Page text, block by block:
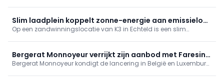
schommelingen, maar structurele problemen wegen op de
vooruitzichten.
Slim laadplein koppelt zonne-energie aan emissieloos
bouwen
Op een zandwinningslocatie van K3 in Echteld is een slim
Bergerat Monnoyeur verrijkt zijn aanbod met Faresin-
verreikers
Bergerat Monnoyeur kondigt de lancering in België en Luxemburg